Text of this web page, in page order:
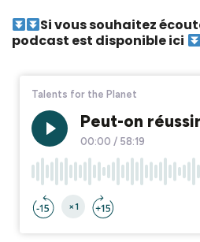
Si vous souhaitez
podcast est disponible ici